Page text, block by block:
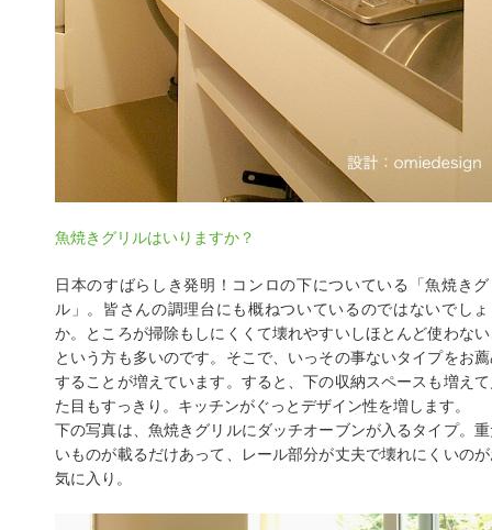
魚焼きグリルはいりますか？
日本のすばらしき発明！コンロの下についている「魚焼きグ
ル」。皆さんの調理台にも概ねついているのではないでしょ
か。ところが掃除もしにくくて壊れやすいしほとんど使わな
という方も多いのです。そこで、いっその事ないタイプをお
することが増えています。すると、下の収納スペースも増え
た目もすっきり。キッチンがぐっとデザイン性を増します。
下の写真は、魚焼きグリルにダッチオーブンが入るタイプ。
いものが載るだけあって、レール部分が丈夫で壊れにくいの
気に入り。